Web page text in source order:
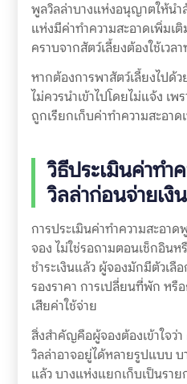
พูลวิลล่าบางแห่งอนุญาตให้นำ
แห่งมีค่าทำความสะอาดเพิ่มเ
คราบจากสัตว์เลี้ยงต้องใช้เวล
หากต้องการพาสัตว์เลี้ยงไปด้ว
ไม่ควรนำเข้าไปโดยไม่แจ้ง เ
ถูกเรียกเก็บค่าทำความสะอา
วิธีประเมินค่าทำ
วิลล่าก่อนจ่ายเงิน
การประเมินค่าทำความสะอาด
จอง ไม่ใช่รอถามตอนเช็กอินห
ชำระเงินแล้ว ผู้จองมักมีตัวเลื
รองราคา การเปลี่ยนที่พัก หรื
เสียค่าใช้จ่าย
สิ่งสำคัญคือผู้จองต้องเข้าใจว่
วิลล่าอาจอยู่ได้หลายรูปแบบ
แล้ว บางแห่งแยกเก็บเป็นราย